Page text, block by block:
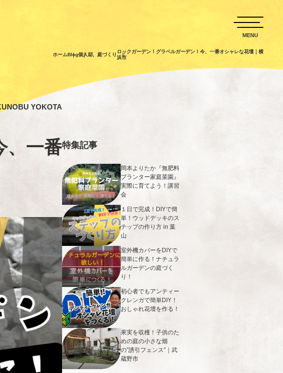
ホームBlog個人邸 庭づくり
ロックガーデン！グラベルガーデン！今、一番オシャレな花壇｜横
浜市
YOKOTA
、一番特集記事
岡本よりたか『無肥料
プランター家庭菜園』
実際に育てよう！講習
会
１日で完成！DIYで簡
単！ウッドデッキのス
テップの作り方 in 葉
山
室外機カバーをDIYで
簡単に作る！ナチュラ
ルガーデンの庭づく
り！
初心者でもアンティー
クレンガで簡単DIY！
おしゃれ花壇を作る！
果実を収穫！子供のた
めの庭の小さな畑
の”誘引フェンス”｜武
蔵野市